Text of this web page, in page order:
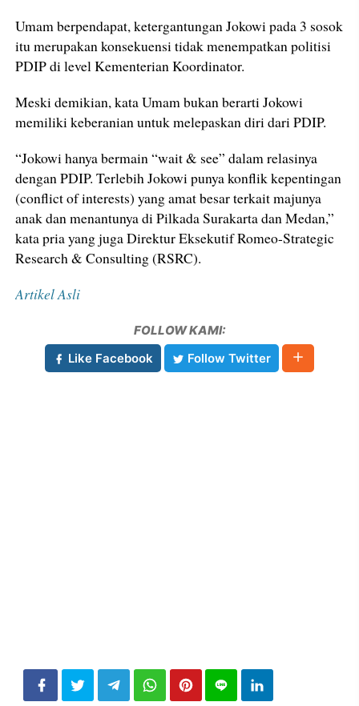
Umam berpendapat, ketergantungan Jokowi pada 3 sosok
itu merupakan konsekuensi tidak menempatkan politisi
PDIP di level Kementerian Koordinator.
Meski demikian, kata Umam bukan berarti Jokowi
memiliki keberanian untuk melepaskan diri dari PDIP.
“Jokowi hanya bermain “wait & see” dalam relasinya
dengan PDIP. Terlebih Jokowi punya konflik kepentingan
(conflict of interests) yang amat besar terkait majunya
anak dan menantunya di Pilkada Surakarta dan Medan,”
kata pria yang juga Direktur Eksekutif Romeo-Strategic
Research & Consulting (RSRC).
Artikel Asli
FOLLOW KAMI:
Like Facebook
Follow Twitter